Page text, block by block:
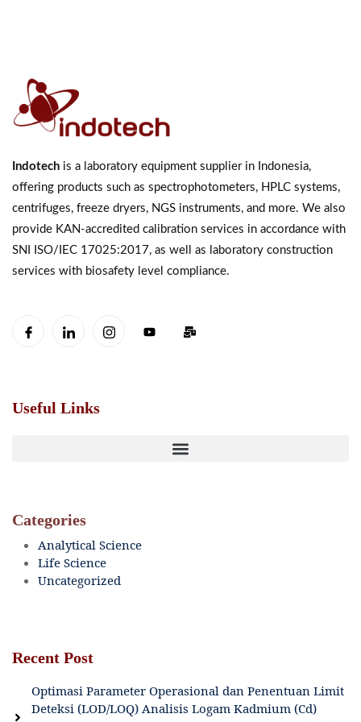
Indotech is a laboratory equipment supplier in Indonesia,
offering products such as spectrophotometers, HPLC systems,
centrifuges, freeze dryers, NGS instruments, and more. We also
provide KAN-accredited calibration services in accordance with
SNI ISO/IEC 17025:2017, as well as laboratory construction
services with biosafety level compliance.
Useful Links
Categories
Analytical Science
Life Science
Uncategorized
Recent Post
Optimasi Parameter Operasional dan Penentuan Limit
Deteksi (LOD/LOQ) Analisis Logam Kadmium (Cd)